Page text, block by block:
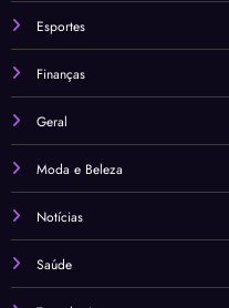
Esportes
Finanças
Geral
Moda e Beleza
Notícias
Saúde